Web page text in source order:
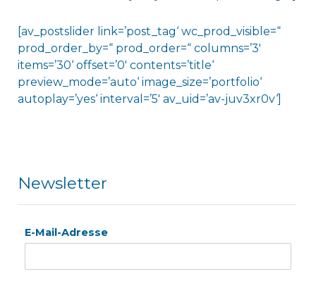
[av_postslider link=’post_tag‘ wc_prod_visible=“
prod_order_by=“ prod_order=“ columns=’3′
items=’30‘ offset=’0′ contents=’title‘
preview_mode=’auto‘ image_size=’portfolio‘
autoplay=’yes‘ interval=’5′ av_uid=’av-juv3xr0v‘]
Newsletter
E-Mail-Adresse